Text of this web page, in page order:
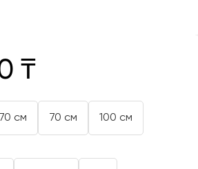
₸
70 см 70 см 100 см